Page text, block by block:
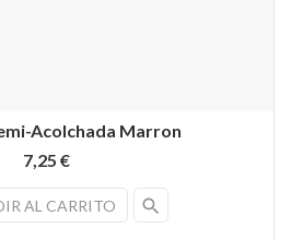
Acolchada Marron
7,25 €
AL CARRITO search